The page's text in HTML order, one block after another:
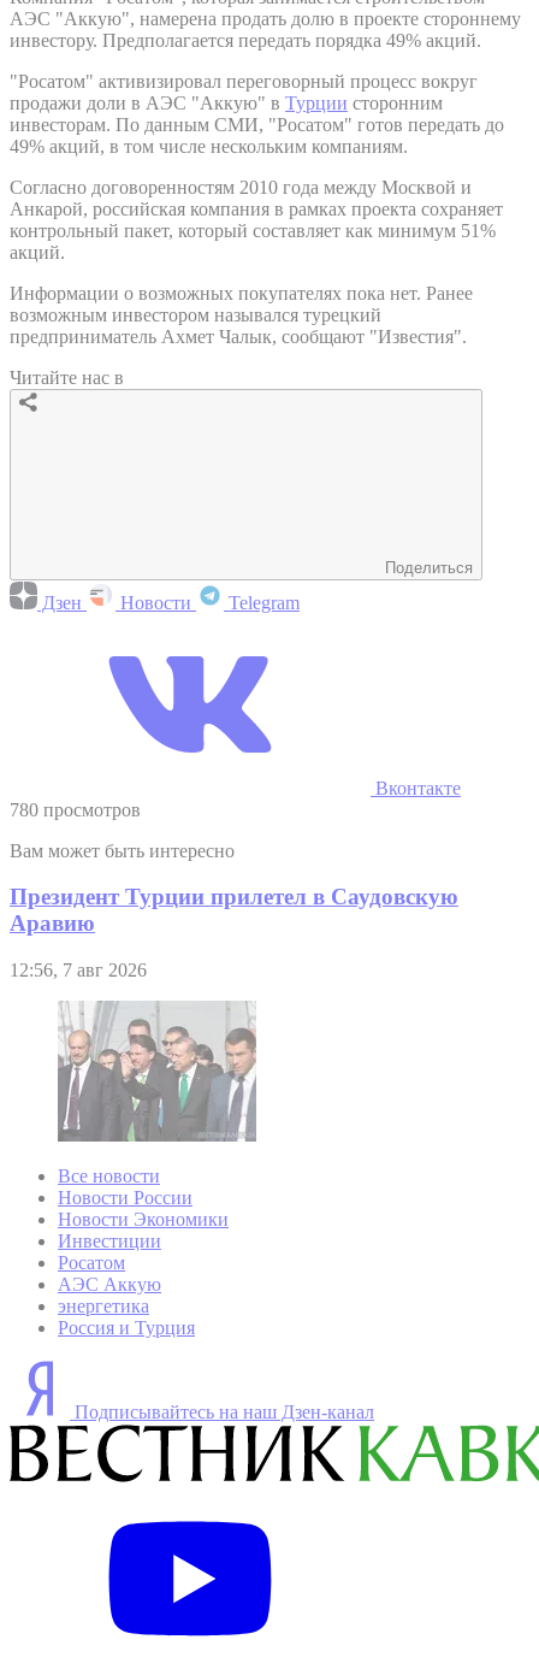
АЭС "Аккую", намерена продать долю в проекте стороннему
инвестору. Предполагается передать порядка 49% акций.
"Росатом" активизировал переговорный процесс вокруг
продажи доли в АЭС "Аккую" в Турции сторонним
инвесторам. По данным СМИ, "Росатом" готов передать до
49% акций, в том числе нескольким компаниям.
Согласно договоренностям 2010 года между Москвой и
Анкарой, российская компания в рамках проекта сохраняет
контрольный пакет, который составляет как минимум 51%
акций.
Информации о возможных покупателях пока нет. Ранее
возможным инвестором назывался турецкий
предприниматель Ахмет Чалык, сообщают "Известия".
Читайте нас в
Поделиться
Дзен Новости Telegram
Вконтакте
780 просмотров
Вам может быть интересно
Президент Турции прилетел в Саудовскую
Аравию
12:56, 7 авг 2026
Все новости
Новости России
Новости Экономики
Инвестиции
Росатом
АЭС Аккую
энергетика
Россия и Турция
Подписывайтесь на наш Дзен-канал